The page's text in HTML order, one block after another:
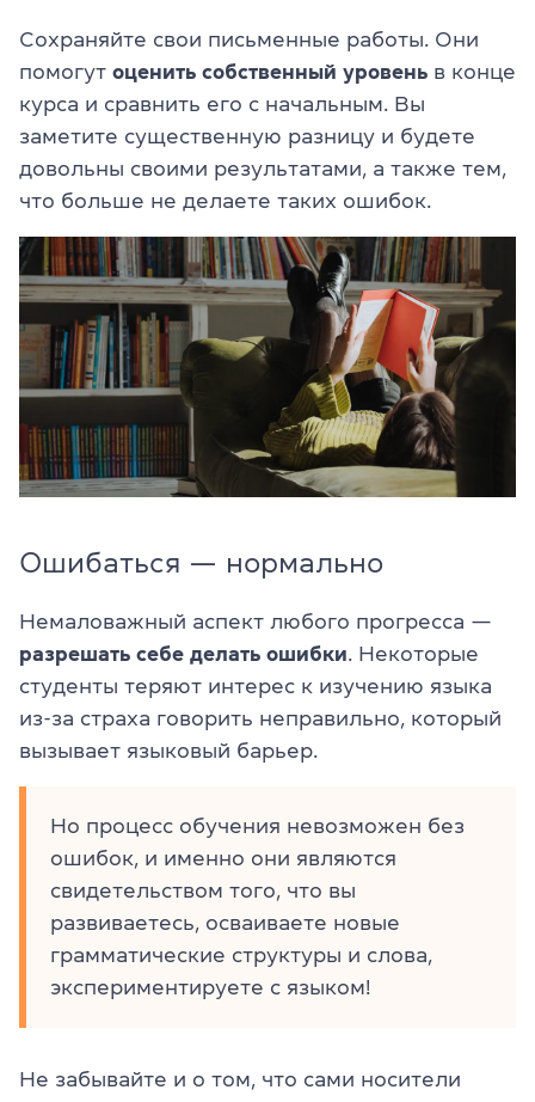
Сохраняйте свои письменные работы. Они
помогут оценить собственный уровень в конце
курса и сравнить его с начальным. Вы
заметите существенную разницу и будете
довольны своими результатами, а также тем,
что больше не делаете таких ошибок.
Ошибаться — нормально
Немаловажный аспект любого прогресса —
разрешать себе делать ошибки. Некоторые
студенты теряют интерес к изучению языка
из-за страха говорить неправильно, который
вызывает языковый барьер.
Но процесс обучения невозможен без
ошибок, и именно они являются
свидетельством того, что вы
развиваетесь, осваиваете новые
грамматические структуры и слова,
экспериментируете с языком!
Не забывайте и о том, что сами носители